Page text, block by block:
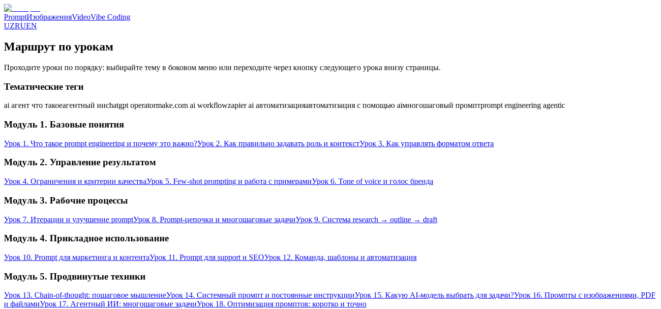
PromptИзображенияVideoVibe Coding
UZRUEN
Маршрут по урокам
Проходите уроки по порядку: выбирайте тему в боковом меню или переходите через кнопку следующего урока внизу страницы.
Тематические теги
ai агент что такоеагентный ииchatgpt operatormake.com ai workflowzapier ai автоматизацияавтоматизация с помощью aiмногошаговый промптprompt engineering agentic
Модуль 1. Базовые понятия
Урок 1. Что такое prompt engineering и почему это важно?Урок 2. Как правильно задавать роль и контекстУрок 3. Как управлять форматом ответа
Модуль 2. Управление результатом
Урок 4. Ограничения и критерии качестваУрок 5. Few-shot prompting и работа с примерамиУрок 6. Tone of voice и голос бренда
Модуль 3. Рабочие процессы
Урок 7. Итерации и улучшение promptУрок 8. Prompt-цепочки и многошаговые задачиУрок 9. Система research → outline → draft
Модуль 4. Прикладное использование
Урок 10. Prompt для маркетинга и контентаУрок 11. Prompt для support и SEOУрок 12. Команда, шаблоны и автоматизация
Модуль 5. Продвинутые техники
Урок 13. Chain-of-thought: пошаговое мышлениеУрок 14. Системный промпт и постоянные инструкцииУрок 15. Какую AI-модель выбрать для задачи?Урок 16. Промпты с изображениями, PDF
и файламиУрок 17. Агентный ИИ: многошаговые задачиУрок 18. Оптимизация промптов: коротко и точно